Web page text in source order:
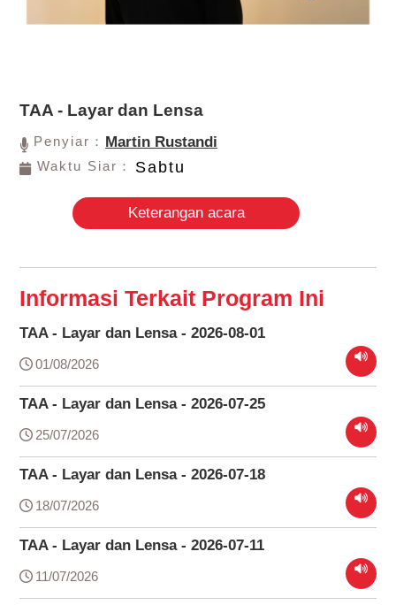
TAA - Layar dan Lensa
Penyiar： Martin Rustandi
Waktu Siar： Sabtu
Keterangan acara
Informasi Terkait Program Ini
TAA - Layar dan Lensa - 2026-08-01
01/08/2026
TAA - Layar dan Lensa - 2026-07-25
25/07/2026
TAA - Layar dan Lensa - 2026-07-18
18/07/2026
TAA - Layar dan Lensa - 2026-07-11
11/07/2026